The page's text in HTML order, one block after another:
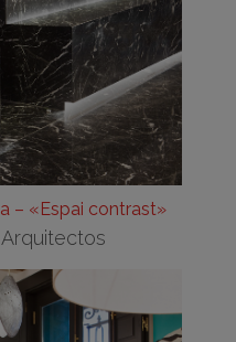
– «Espai contrast»